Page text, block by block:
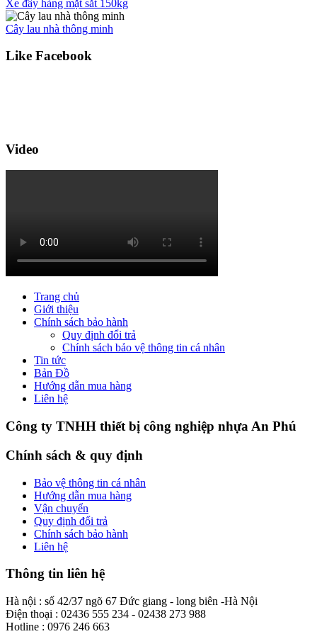
Xe đẩy hàng mặt sắt 150kg
Cây lau nhà thông minh
Like Facebook
Video
Trang chủ
Giới thiệu
Chính sách bảo hành
Quy định đổi trả
Chính sách bảo vệ thông tin cá nhân
Tin tức
Bản Đồ
Hướng dẫn mua hàng
Liên hệ
Công ty TNHH thiết bị công nghiệp nhựa An Phú
Chính sách & quy định
Bảo vệ thông tin cá nhân
Hướng dẫn mua hàng
Vận chuyển
Quy định đổi trả
Chính sách bảo hành
Liên hệ
Thông tin liên hệ
Hà nội : số 42/37 ngõ 67 Đức giang - long biên -Hà Nội
Điện thoại : 02436 555 234 - 02438 273 988
Hotline : 0976 246 663